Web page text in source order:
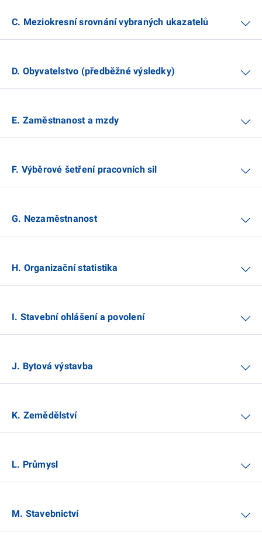
C. Meziokresní srovnání vybraných ukazatelů
D. Obyvatelstvo (předběžné výsledky)
E. Zaměstnanost a mzdy
F. Výběrové šetření pracovních sil
G. Nezaměstnanost
H. Organizační statistika
I. Stavební ohlášení a povolení
J. Bytová výstavba
K. Zemědělství
L. Průmysl
M. Stavebnictví